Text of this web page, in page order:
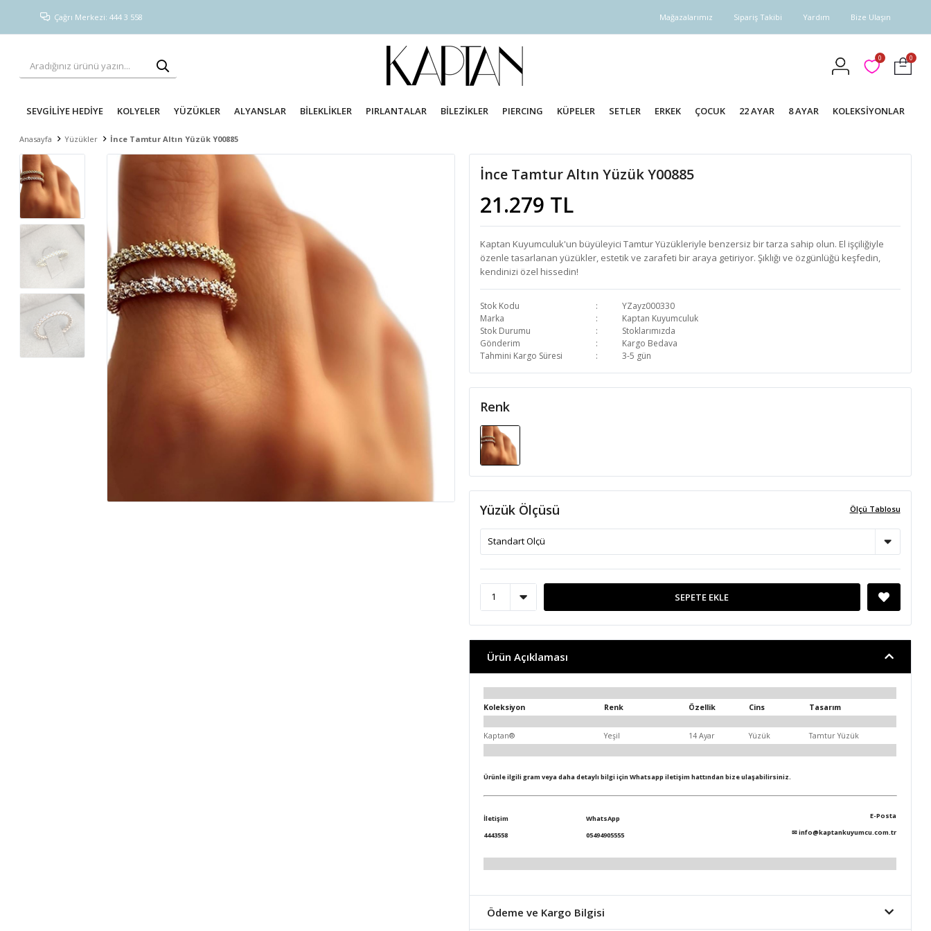
Çağrı Merkezi: 444 3 558 Mağazalarımız Sipariş Takibi Yardım Bize Ulaşın
0 0
SEVGİLİYE HEDİYE KOLYELER YÜZÜKLER ALYANSLAR BİLEKLİKLER PIRLANTALAR BİLEZİKLER PIERCING KÜPELER SETLER ERKEK ÇOCUK 22 AYAR 8 AYAR KOLEKSİYONLAR
Anasayfa Yüzükler İnce Tamtur Altın Yüzük Y00885
İnce Tamtur Altın Yüzük Y00885
21.279 TL
Kaptan Kuyumculuk'un büyüleyici Tamtur Yüzükleriyle benzersiz bir tarza sahip olun. El işçiliğiyle
özenle tasarlanan yüzükler, estetik ve zarafeti bir araya getiriyor. Şıklığı ve özgünlüğü keşfedin,
kendinizi özel hissedin!
Stok Kodu
YZayz000330
Marka
Kaptan Kuyumculuk
Stok Durumu
Stoklarımızda
Gönderim
Kargo Bedava
Tahmini Kargo Süresi
3-5 gün
Renk
Ölçü Tablosu
Yüzük Ölçüsü
SEPETE EKLE
Ürün Açıklaması
Koleksiyon Renk Özellik Cins Tasarım
Kaptan® Yeşil 14 Ayar Yüzük Tamtur Yüzük
Ürünle ilgili gram veya daha detaylı bilgi için Whatsapp iletişim hattından bize ulaşabilirsiniz.
İletişim
4443558
WhatsApp
05494905555
E-Posta
✉info@kaptankuyumcu.com.tr
Ödeme ve Kargo Bilgisi